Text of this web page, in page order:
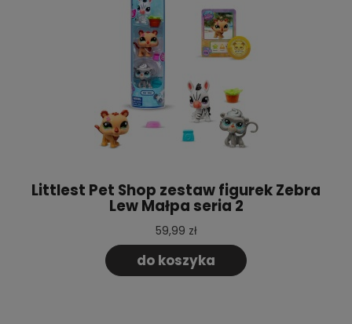
Littlest Pet Shop zestaw figurek Zebra
Lew Małpa seria 2
59,99 zł
do koszyka